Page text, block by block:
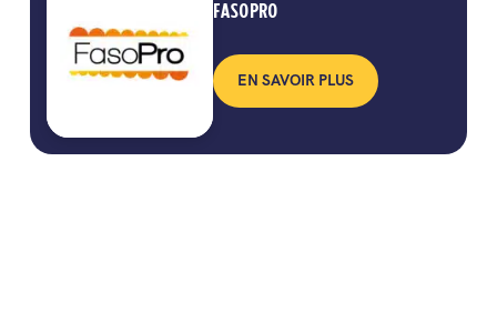
FASOPRO
EN SAVOIR PLUS